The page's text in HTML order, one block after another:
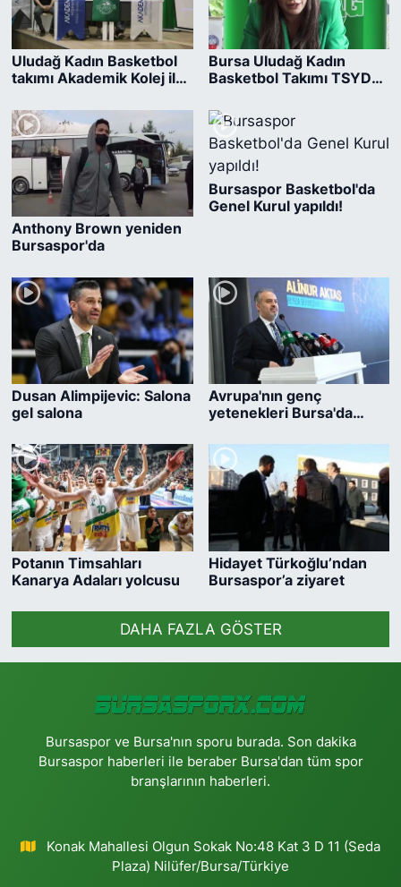
Uludağ Kadın Basketbol
takımı Akademik Kolej ile
Bursa Uludağ Kadın
Basketbol Takımı TSYD
Anthony Brown yeniden
Bursaspor'da
Bursaspor Basketbol'da
Genel Kurul yapıldı!
Dusan Alimpijevic: Salona
gel salona
Avrupa'nın genç
yetenekleri Bursa'da
Potanın Timsahları
Kanarya Adaları yolcusu
Hidayet Türkoğlu’ndan
Bursaspor’a ziyaret
DAHA FAZLA GÖSTER
Bursaspor ve Bursa'nın sporu burada. Son dakika
Bursaspor haberleri ile beraber Bursa'dan tüm spor
branşlarının haberleri.
Konak Mahallesi Olgun Sokak No:48 Kat 3 D 11 (Seda
Plaza) Nilüfer/Bursa/Türkiye